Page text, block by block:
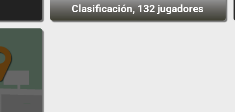
Clasificación, 132 jugadores